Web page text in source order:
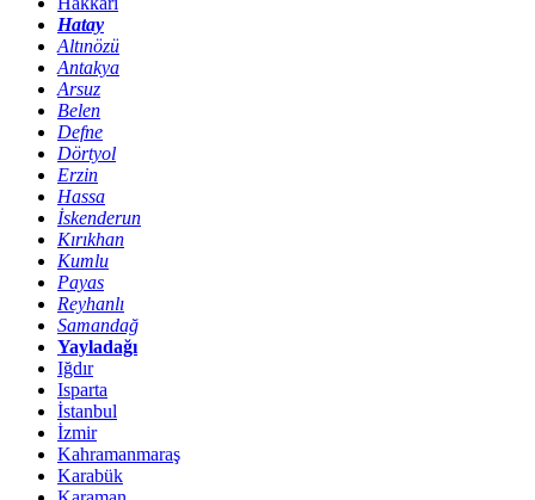
Hatay
Altınözü
Antakya
Arsuz
Belen
Defne
Dörtyol
Erzin
Hassa
İskenderun
Kırıkhan
Kumlu
Payas
Reyhanlı
Samandağ
Yayladağı
Iğdır
Isparta
İstanbul
İzmir
Kahramanmaraş
Karabük